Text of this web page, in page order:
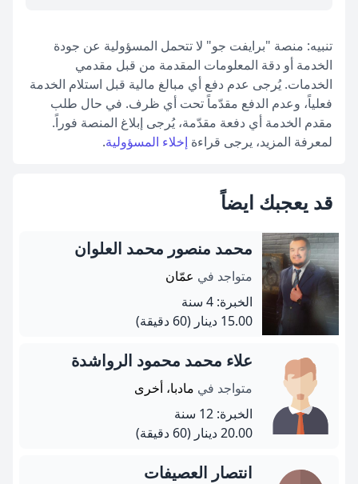
تنبيه: منصة "برايفت جو" لا تتحمل المسؤولية عن جودة
الخدمة أو دقة المعلومات المقدمة من قبل مقدمي
الخدمات. يُرجى عدم دفع أي مبالغ مالية قبل استلام الخدمة
فعلياً، وعدم الدفع مقدّماً تحت أي ظرف. في حال طلب
مقدم الخدمة أي دفعة مقدّمة، يُرجى إبلاغ المنصة فوراً.
لمعرفة المزيد، يرجى قراءة إخلاء المسؤولية.
قد يعجبك ايضاً
محمد منصور محمد العلوان
متواجد في عمّان
الخبرة: 4 سنة
15.00 دينار
(60 دقيقة)
علاء محمد محمود الرواشدة
متواجد في مادبا، أخرى
الخبرة: 12 سنة
20.00 دينار
(60 دقيقة)
انتصار العصيفات